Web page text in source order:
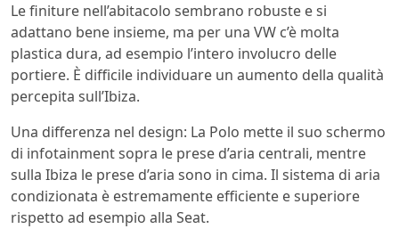
Le finiture nell’abitacolo sembrano robuste e si
adattano bene insieme, ma per una VW c’è molta
plastica dura, ad esempio l’intero involucro delle
portiere. È difficile individuare un aumento della qualità
percepita sull’Ibiza.
Una differenza nel design: La Polo mette il suo schermo
di infotainment sopra le prese d’aria centrali, mentre
sulla Ibiza le prese d’aria sono in cima. Il sistema di aria
condizionata è estremamente efficiente e superiore
rispetto ad esempio alla Seat.